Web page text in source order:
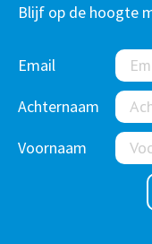
Blijf op de hoogte
Email
Achternaam
Voornaam